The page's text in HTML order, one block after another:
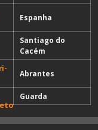
Espanha
Santiago do
Cacém
Abrantes
Guarda